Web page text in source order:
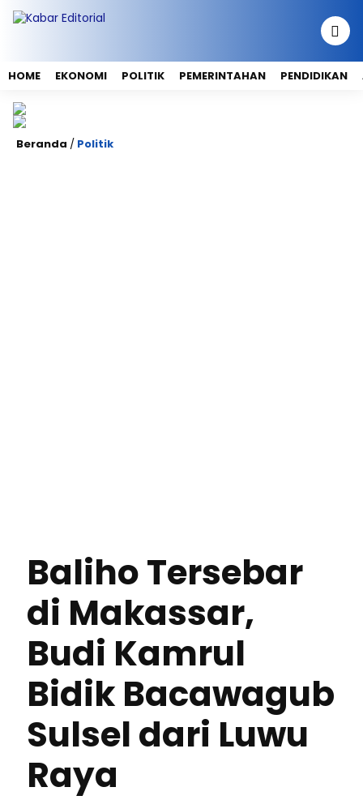
HOME EKONOMI POLITIK PEMERINTAHAN PENDIDIKAN
Beranda / Politik
Baliho Tersebar
di Makassar,
Budi Kamrul
Bidik Bacawagub
Sulsel dari Luwu
Raya